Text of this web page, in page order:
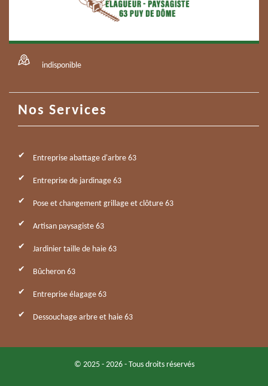
indisponible
Nos Services
Entreprise abattage d'arbre 63
Entreprise de jardinage 63
Pose et changement grillage et clôture 63
Artisan paysagiste 63
Jardinier taille de haie 63
Bûcheron 63
Entreprise élagage 63
Dessouchage arbre et haie 63
© 2025 - 2026 - Tous droits réservés